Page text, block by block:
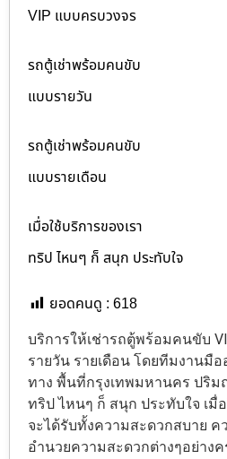
VIP แบบครบวงจร
รถตู้เช่าพร้อมคนขับ
แบบรายวัน
รถตู้เช่าพร้อมคนขับ
แบบรายเดือน
เมื่อใช้บริการของเรา
ทริป ไหนๆ ก็ สนุก ประทับใจ
ยอดคนดู : 618
บริการให้เช่ารถตู้พร้อมคนขับ
รายวัน รายเดือน โดยทีมงานมื
ทาง พื้นที่กรุงเทพมหานคร ปริ
ทริป ไหนๆ ก็ สนุก ประทับใจ เมื่
จะได้รับทั้งความสะดวกสบาย
อำนวยความสะดวกต่างๆอย่าง